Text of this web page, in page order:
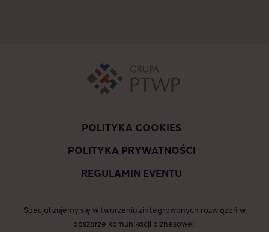
Specjalizujemy się w tworzeniu zintegrowanych rozwiązań w
obszarze komunikacji biznesowej.
POLITYKA COOKIES
POLITYKA PRYWATNOŚCI
REGULAMIN EVENTU